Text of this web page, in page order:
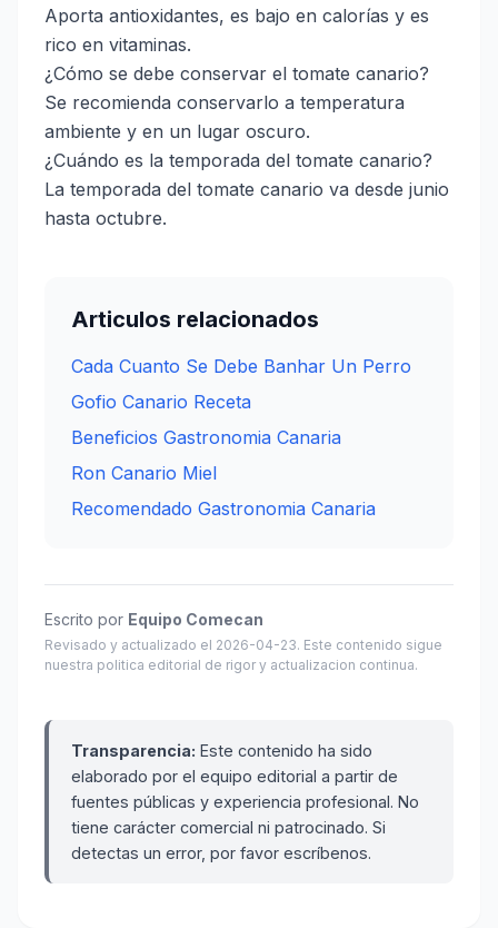
Aporta antioxidantes, es bajo en calorías y es
rico en vitaminas.
¿Cómo se debe conservar el tomate canario?
Se recomienda conservarlo a temperatura
ambiente y en un lugar oscuro.
¿Cuándo es la temporada del tomate canario?
La temporada del tomate canario va desde junio
hasta octubre.
Articulos relacionados
Cada Cuanto Se Debe Banhar Un Perro
Gofio Canario Receta
Beneficios Gastronomia Canaria
Ron Canario Miel
Recomendado Gastronomia Canaria
Escrito por Equipo Comecan
Revisado y actualizado el 2026-04-23. Este contenido sigue
nuestra politica editorial de rigor y actualizacion continua.
Transparencia: Este contenido ha sido
elaborado por el equipo editorial a partir de
fuentes públicas y experiencia profesional. No
tiene carácter comercial ni patrocinado. Si
detectas un error, por favor escríbenos.